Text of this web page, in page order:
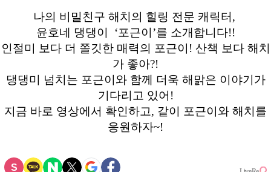
나의 비밀친구 해치의 힐링 전문 캐릭터,
윤호네 댕댕이 ‘포근이’를 소개합니다!!
인절미 보다 더 쫄깃한 매력의 포근이! 산책 보다 해치
가 좋아?!
댕댕미 넘치는 포근이와 함께 더욱 해맑은 이야기가
기다리고 있어!
지금 바로 영상에서 확인하고, 같이 포근이와 해치를
응원하자~!